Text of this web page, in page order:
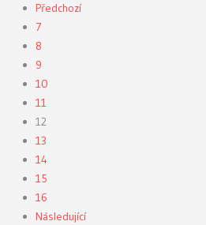
Předchozí
7
8
9
10
11
12
13
14
15
16
Následující